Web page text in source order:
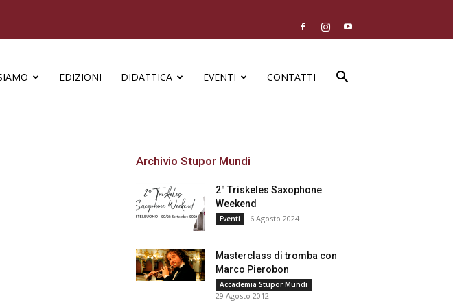
EDIZIONI DIDATTICA EVENTI CONTATTI
Archivio Stupor Mundi
2° Triskeles Saxophone
Weekend
Eventi 6 Agosto 2024
Masterclass di tromba con
Marco Pierobon
Accademia Stupor Mundi
29 Agosto 2012